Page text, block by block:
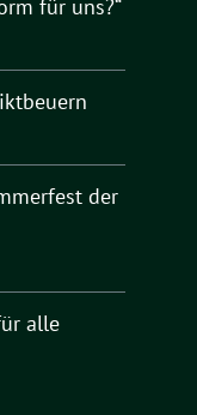
für uns?“
der
alle